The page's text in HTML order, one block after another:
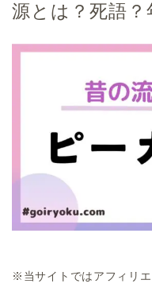
源とは？死語？
※当サイトではアフィリ